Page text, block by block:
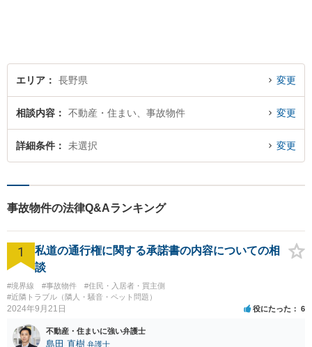
テラス利用可】
エリア
長野県 変更
相談内容 不動産・住まい、事故物件 変更
詳細条件 未選択 変更
事故物件の法律Q&Aランキング
1
私道の通行権に関する承諾書の内容についての相
談
#境界線 #事故物件
#住民・入居者・買主側
#近隣トラブル（隣人・騒音・ペット問題）
2024年9月21日 役にたった 6
不動産・住まいに強い弁護士
島田 直樹 弁護士